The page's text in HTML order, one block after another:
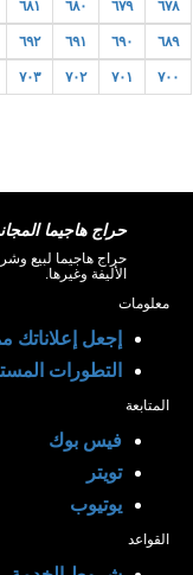
٦٧٨ ٦٧٩ ٦٨٠ ٦٨١
٦٨٩ ٦٩٠ ٦٩١ ٦٩٢
٧٠٠ ٧٠١ ٧٠٢ ٧٠٣
حراج هاجيما
حراج هاجيما لبيع
الأليفة وغيرها.
معلومات
إجعل إعلاناتك
التطورات
المتابعة
فيس بوك
تويتر
يوتيوب
القواعد